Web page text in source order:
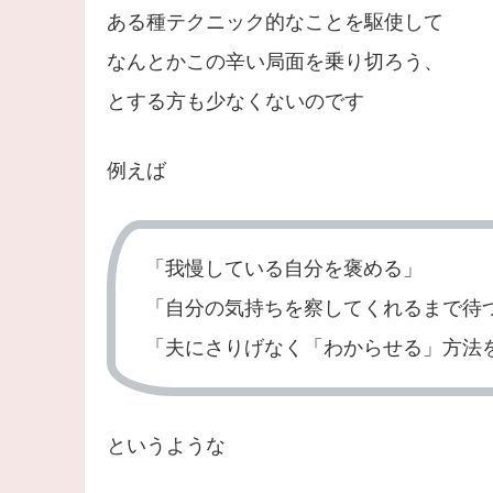
ある種テクニック的なことを駆使して
なんとかこの辛い局面を乗り切ろう、
とする方も少なくないのです
例えば
「我慢している自分を褒める」
「自分の気持ちを察してくれるまで待
「夫にさりげなく「わからせる」方法
というような